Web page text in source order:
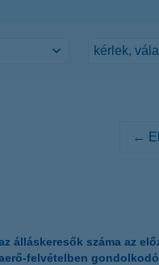
←
álláskeresők száma az
felvételben